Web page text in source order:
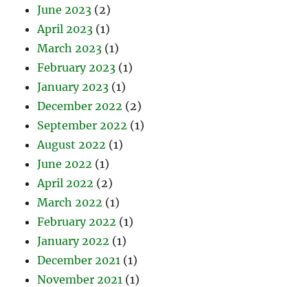
June 2023 (2)
April 2023 (1)
March 2023 (1)
February 2023 (1)
January 2023 (1)
December 2022 (2)
September 2022 (1)
August 2022 (1)
June 2022 (1)
April 2022 (2)
March 2022 (1)
February 2022 (1)
January 2022 (1)
December 2021 (1)
November 2021 (1)